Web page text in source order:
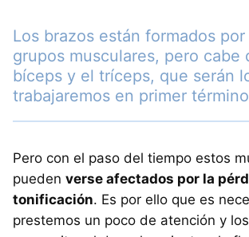
Los brazos están formados
grupos musculares, pero cabe
bíceps y el tríceps, que serán
trabajaremos en primer término
Pero con el paso del tiempo estos
pueden verse afectados por la
tonificación. Es por ello que es
prestemos un poco de atención y